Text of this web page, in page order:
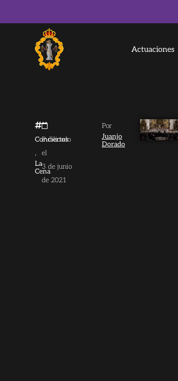
Actuaciones
Conciertos
,
La
Cena
Publicado
el
3 de junio
de 2021
Por
Juanjo
Dorado